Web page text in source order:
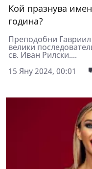
Кой празнува
година?
Преподобни
велики
св. Иван Рилски....
15 Яну 2024, 00:01